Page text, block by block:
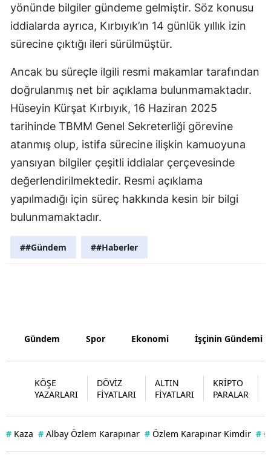
Sivas
Trabzon
Uşak
Kırıkkale
Batman
Şırnak
Ardahan
yönünde bilgiler gündeme gelmiştir. Söz konusu
iddialarda ayrıca, Kırbıyık’ın 14 günlük yıllık izin
sürecine çıktığı ileri sürülmüştür.
Ancak bu süreçle ilgili resmi makamlar tarafından
doğrulanmış net bir açıklama bulunmamaktadır.
Hüseyin Kürşat Kırbıyık, 16 Haziran 2025
tarihinde TBMM Genel Sekreterliği görevine
atanmış olup, istifa sürecine ilişkin kamuoyuna
yansıyan bilgiler çeşitli iddialar çerçevesinde
değerlendirilmektedir. Resmi açıklama
yapılmadığı için süreç hakkında kesin bir bilgi
bulunmamaktadır.
##Gündem ##Haberler
Gündem Spor Ekonomi İşçinin Gündemi
KÖŞE
YAZARLARI
DÖVİZ
FİYATLARI
ALTIN
FİYATLARI
KRİPTO
PARALAR
# Kaza # Albay Özlem Karapınar # Özlem Karapınar Kimdir #